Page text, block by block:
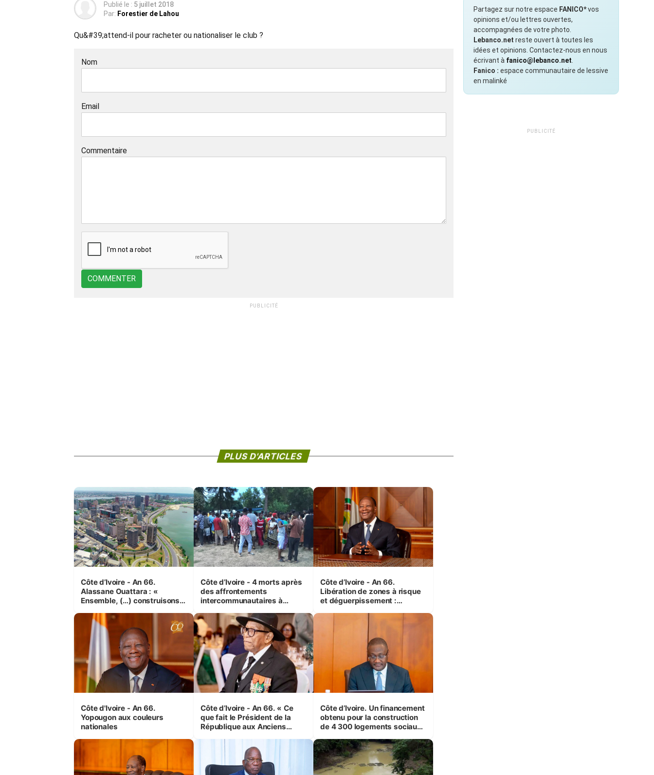
Publié le : 5 juillet 2018
Par: Forestier de Lahou
Qu&#39;attend-il pour racheter ou nationaliser le club ?
Nom
Email
Commentaire
COMMENTER
PUBLICITÉ
PLUS D'ARTICLES
Côte d’Ivoire - An 66.
Alassane Ouattara : «
Ensemble, (…) construisons
mêmes et pour les
générations futures »
Côte d’Ivoire - 4 morts après
des affrontements
intercommunautaires à
correspondant au milieu des
sinistrés
Côte d’Ivoire - An 66.
Libération de zones à risque
et déguerpissement :
respect de l'Etat de droit pour
préserver les vies humaines
Côte d'Ivoire - An 66.
Yopougon aux couleurs
nationales
Côte d’Ivoire - An 66. « Ce
que fait le Président de la
République aux Anciens
(Cne Yassoungo Koné ®)
Côte d’Ivoire. Un financement
obtenu pour la construction
de 4 300 logements sociaux
Bouaké et Yamoussoukro
Partagez sur notre espace FANICO*vos
opinions et/ou lettres ouvertes,
accompagnées de votre photo.
Lebanco.net reste ouvert à toutes les
idées et opinions. Contactez-nous en nous
écrivant à fanico@lebanco.net
Fanico : espace communautaire de lessive
en malinké
PUBLICITÉ